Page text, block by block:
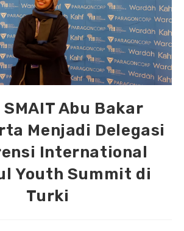
Abu Bakar
Menjadi Delegasi
International
Youth Summit di
Turki